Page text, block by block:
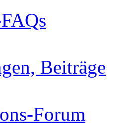
Beiträge
Forum